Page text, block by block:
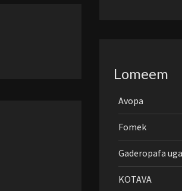
Lomeem
Avopa
Fomek
Gaderopafa
KOTAVA